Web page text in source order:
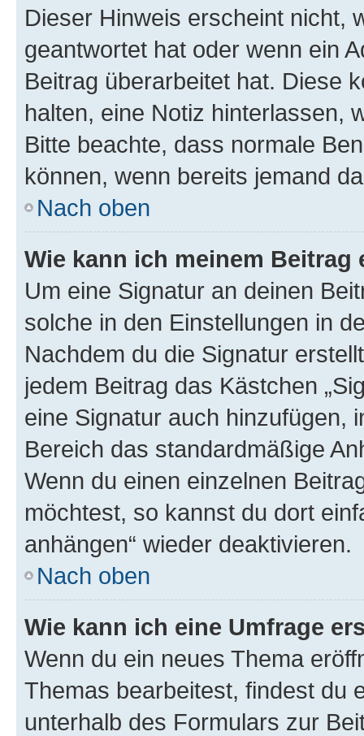
Dieser Hinweis erscheint nicht,
geantwortet hat oder wenn ein
Beitrag überarbeitet hat. Diese
halten, eine Notiz hinterlassen,
Bitte beachte, dass normale
können, wenn bereits jemand
Nach oben
Wie kann ich meinem
Um eine Signatur an deinen
solche in den Einstellungen in
Nachdem du die Signatur
jedem Beitrag das Kästchen
eine Signatur auch hinzufügen,
Bereich das standardmäßige
Wenn du einen einzelnen
möchtest, so kannst du dort
anhängen“ wieder deaktivieren.
Nach oben
Wie kann ich eine Umfrage
Wenn du ein neues Thema
Themas bearbeitest, findest du
unterhalb des Formulars zur